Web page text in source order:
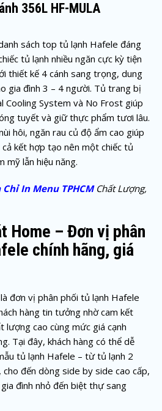
356L HF-MULA
sách top tủ lạnh Hafele đáng
tủ lạnh nhiều ngăn cực kỳ tiện
thiết kế 4 cánh sang trọng, dung
gia đình 3 – 4 người. Tủ trang bị
Cooling System và No Frost giúp
tuyết và giữ thực phẩm tươi lâu.
hôi, ngăn rau củ độ ẩm cao giúp
kết hợp tạo nên một chiếc tủ
mỹ lẫn hiệu năng.
In Menu TPHCM Chất Lượng,
Home – Đơn vị phân
chính hãng, giá
đơn vị phân phối tủ lạnh Hafele
hàng tin tưởng nhờ cam kết
lượng cao cùng mức giá cạnh
Tại đây, khách hàng có thể dễ
tủ lạnh Hafele – từ tủ lạnh 2
cho đến dòng side by side cao cấp,
đình nhỏ đến biệt thự sang